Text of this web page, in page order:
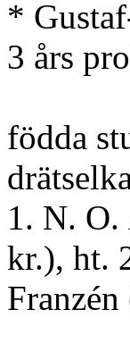
*
3 års
födda
1. N.
kr.), ht.